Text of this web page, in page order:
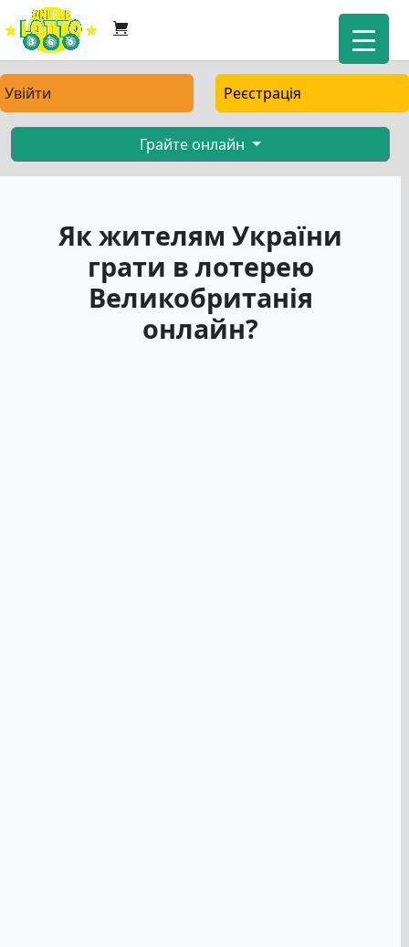
Увійти Реєстрація
Грайте онлайн
Як жителям України
грати в лотерею
Великобританія
онлайн?